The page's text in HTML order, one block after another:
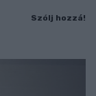
Szólj hozzá!